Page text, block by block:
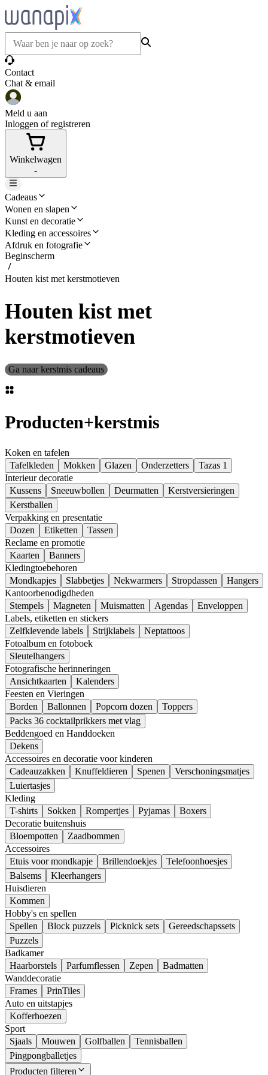
Contact
Chat & email
Meld u aan
Inloggen of registreren
Winkelwagen
-
Cadeaus
Wonen en slapen
Kunst en decoratie
Kleding en accessoires
Afdruk en fotografie
Beginscherm
Houten kist met kerstmotieven
Houten kist met
kerstmotieven
Ga naar kerstmis cadeaus
Producten+kerstmis
Koken en tafelen
Tafelkleden
Mokken Glazen Onderzetters
Tazas 1
Interieur decoratie
Kussens
Sneeuwbollen Deurmatten
Kerstversieringen
Kerstballen
Verpakking en presentatie
Dozen
Etiketten
Tassen
Reclame en promotie
Kaarten
Banners
Kledingtoebehoren
Mondkapjes
Slabbetjes Nekwarmers Stropdassen
Hangers
Kantoorbenodigdheden
Stempels
Magneten Muismatten Agendas
Enveloppen
Labels, etiketten en stickers
Zelfklevende labels
Strijklabels
Neptattoos
Fotoalbum en fotoboek
Sleutelhangers
Fotografische herinneringen
Ansichtkaarten
Kalenders
Feesten en Vieringen
Borden
Ballonnen Popcorn dozen
Toppers
Packs 36 cocktailprikkers met vlag
Beddengoed en Handdoeken
Dekens
Accessoires en decoratie voor kinderen
Cadeauzakken
Knuffeldieren Spenen
Verschoningsmatjes
Luiertasjes
Kleding
T-shirts
Sokken Rompertjes Pyjamas
Boxers
Decoratie buitenshuis
Bloempotten
Zaadbommen
Accessoires
Etuis voor mondkapje
Brillendoekjes
Telefoonhoesjes
Balsems
Kleerhangers
Huisdieren
Kommen
Hobby's en spellen
Spellen
Block puzzels Picknick sets
Gereedschapssets
Puzzels
Badkamer
Haarborstels
Parfumflessen Zepen
Badmatten
Wanddecoratie
Frames
PrinTiles
Auto en uitstapjes
Kofferhoezen
Sport
Sjaals
Mouwen Golfballen
Tennisballen
Pingpongballetjes
Producten filteren